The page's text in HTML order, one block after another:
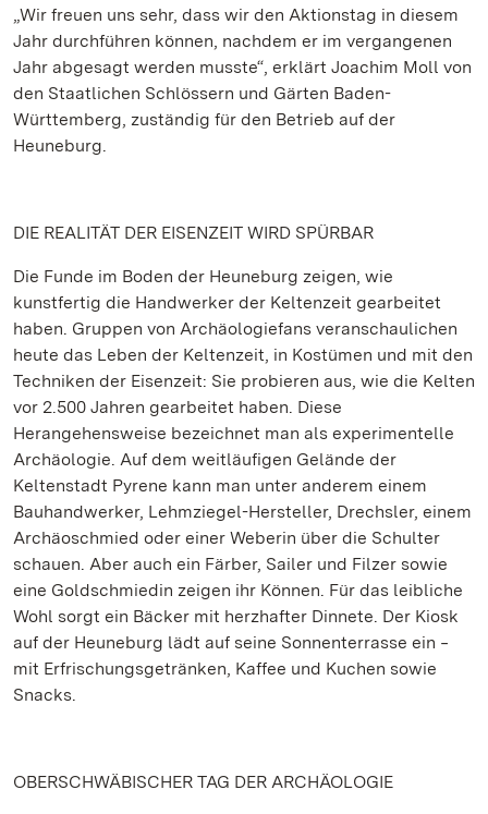
„Wir freuen uns sehr, dass wir den Aktionstag in diesem
Jahr durchführen können, nachdem er im vergangenen
Jahr abgesagt werden musste“, erklärt Joachim Moll von
den Staatlichen Schlössern und Gärten Baden-
Württemberg, zuständig für den Betrieb auf der
Heuneburg.
DIE REALITÄT DER EISENZEIT WIRD SPÜRBAR
Die Funde im Boden der Heuneburg zeigen, wie
kunstfertig die Handwerker der Keltenzeit gearbeitet
haben. Gruppen von Archäologiefans veranschaulichen
heute das Leben der Keltenzeit, in Kostümen und mit den
Techniken der Eisenzeit: Sie probieren aus, wie die Kelten
vor 2.500 Jahren gearbeitet haben. Diese
Herangehensweise bezeichnet man als experimentelle
Archäologie. Auf dem weitläufigen Gelände der
Keltenstadt Pyrene kann man unter anderem einem
Bauhandwerker, Lehmziegel-Hersteller, Drechsler, einem
Archäoschmied oder einer Weberin über die Schulter
schauen. Aber auch ein Färber, Sailer und Filzer sowie
eine Goldschmiedin zeigen ihr Können. Für das leibliche
Wohl sorgt ein Bäcker mit herzhafter Dinnete. Der Kiosk
auf der Heuneburg lädt auf seine Sonnenterrasse ein ‒
mit Erfrischungsgetränken, Kaffee und Kuchen sowie
Snacks.
OBERSCHWÄBISCHER TAG DER ARCHÄOLOGIE